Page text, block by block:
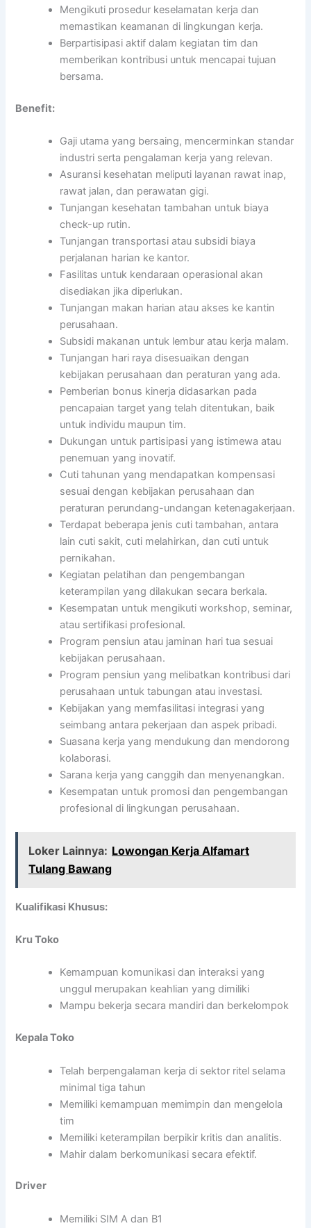
Mengikuti prosedur keselamatan kerja dan
memastikan keamanan di lingkungan kerja.
Berpartisipasi aktif dalam kegiatan tim dan
memberikan kontribusi untuk mencapai tujuan
bersama.
Benefit:
Gaji utama yang bersaing, mencerminkan standar
industri serta pengalaman kerja yang relevan.
Asuransi kesehatan meliputi layanan rawat inap,
rawat jalan, dan perawatan gigi.
Tunjangan kesehatan tambahan untuk biaya
check-up rutin.
Tunjangan transportasi atau subsidi biaya
perjalanan harian ke kantor.
Fasilitas untuk kendaraan operasional akan
disediakan jika diperlukan.
Tunjangan makan harian atau akses ke kantin
perusahaan.
Subsidi makanan untuk lembur atau kerja malam.
Tunjangan hari raya disesuaikan dengan
kebijakan perusahaan dan peraturan yang ada.
Pemberian bonus kinerja didasarkan pada
pencapaian target yang telah ditentukan, baik
untuk individu maupun tim.
Dukungan untuk partisipasi yang istimewa atau
penemuan yang inovatif.
Cuti tahunan yang mendapatkan kompensasi
sesuai dengan kebijakan perusahaan dan
peraturan perundang-undangan ketenagakerjaan.
Terdapat beberapa jenis cuti tambahan, antara
lain cuti sakit, cuti melahirkan, dan cuti untuk
pernikahan.
Kegiatan pelatihan dan pengembangan
keterampilan yang dilakukan secara berkala.
Kesempatan untuk mengikuti workshop, seminar,
atau sertifikasi profesional.
Program pensiun atau jaminan hari tua sesuai
kebijakan perusahaan.
Program pensiun yang melibatkan kontribusi dari
perusahaan untuk tabungan atau investasi.
Kebijakan yang memfasilitasi integrasi yang
seimbang antara pekerjaan dan aspek pribadi.
Suasana kerja yang mendukung dan mendorong
kolaborasi.
Sarana kerja yang canggih dan menyenangkan.
Kesempatan untuk promosi dan pengembangan
profesional di lingkungan perusahaan.
Loker Lainnya: Lowongan Kerja Alfamart
Tulang Bawang
Kualifikasi Khusus:
Kru Toko
Kemampuan komunikasi dan interaksi yang
unggul merupakan keahlian yang dimiliki
Mampu bekerja secara mandiri dan berkelompok
Kepala Toko
Telah berpengalaman kerja di sektor ritel selama
minimal tiga tahun
Memiliki kemampuan memimpin dan mengelola
tim
Memiliki keterampilan berpikir kritis dan analitis.
Mahir dalam berkomunikasi secara efektif.
Driver
Memiliki SIM A dan B1